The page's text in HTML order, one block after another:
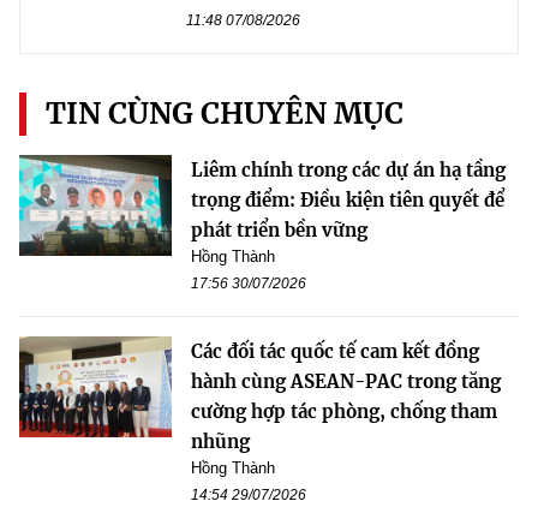
11:48 07/08/2026
TIN CÙNG CHUYÊN MỤC
Liêm chính trong các dự án hạ tầng
trọng điểm: Điều kiện tiên quyết để
phát triển bền vững
Hồng Thành
17:56 30/07/2026
Các đối tác quốc tế cam kết đồng
hành cùng ASEAN-PAC trong tăng
cường hợp tác phòng, chống tham
nhũng
Hồng Thành
14:54 29/07/2026